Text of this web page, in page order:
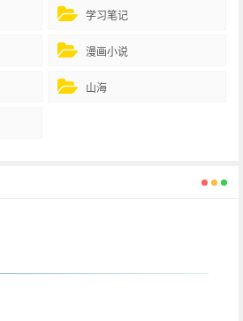
学习笔记
漫画小说
山海